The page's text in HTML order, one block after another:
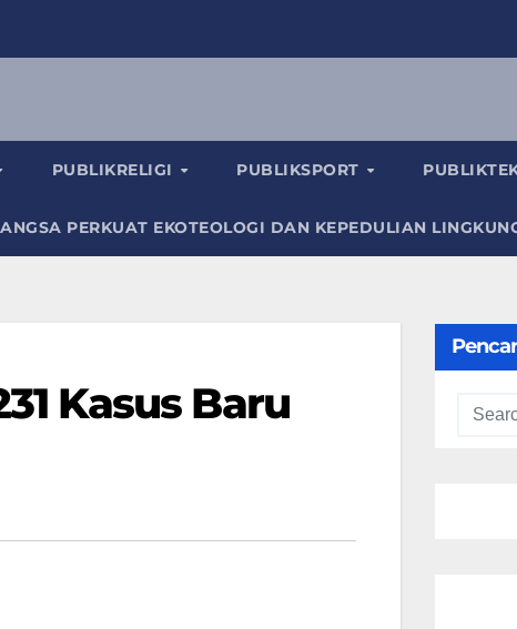
PUBLIKRELIGI PUBLIKSPORT
PERKUAT EKOTEOLOGI DAN KEPEDULIAN
Kasus Baru